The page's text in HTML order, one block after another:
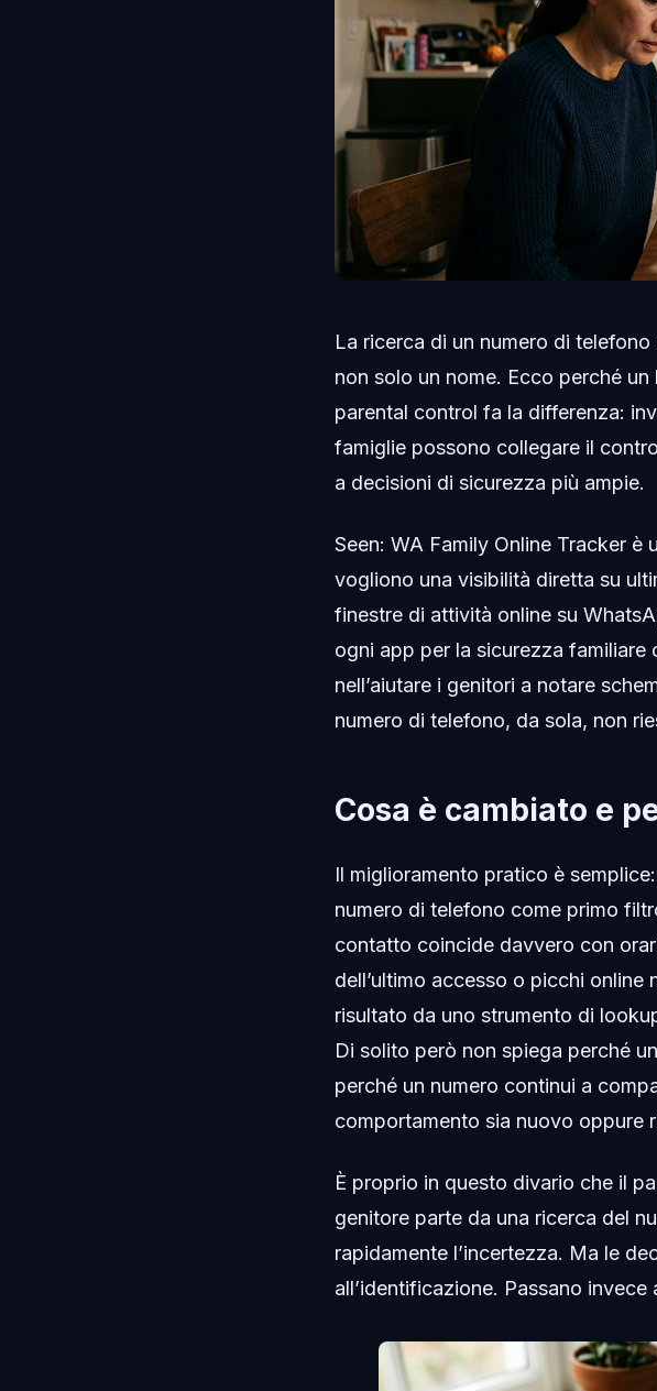
La ricerca di un numero di
non solo un nome. Ecco perché
parental control fa la differenza:
famiglie possono collegare il
a decisioni di sicurezza più ampie.
Seen: WA Family Online Tracker è
vogliono una visibilità diretta su
finestre di attività online su
ogni app per la sicurezza
nell’aiutare i genitori a notare
numero di telefono, da sola, non
Cosa è cambiato e
Il miglioramento pratico è
numero di telefono come primo
contatto coincide davvero con
dell’ultimo accesso o picchi
risultato da uno strumento di
Di solito però non spiega perché
perché un numero continui a
comportamento sia nuovo oppure
È proprio in questo divario che il
genitore parte da una ricerca del
rapidamente l’incertezza. Ma le
all’identificazione. Passano